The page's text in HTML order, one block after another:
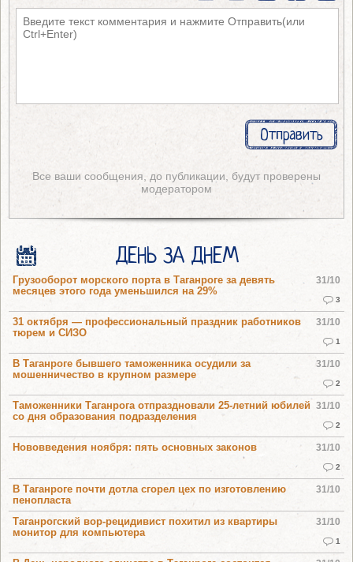
Все ваши сообщения, до публикации, будут проверены
модератором
ДЕНЬ ЗА ДНЕМ
31/10
3
Грузооборот морского порта в Таганроге за девять
месяцев этого года уменьшился на 29%
31/10
1
31 октября — профессиональный праздник работников
тюрем и СИЗО
31/10
2
В Таганроге бывшего таможенника осудили за
мошенничество в крупном размере
31/10
2
Таможенники Таганрога отпраздновали 25-летний юбилей
со дня образования подразделения
31/10
2
Нововведения ноября: пять основных законов
31/10
В Таганроге почти дотла сгорел цех по изготовлению
пенопласта
31/10
1
Таганрогский вор-рецидивист похитил из квартиры
монитор для компьютера